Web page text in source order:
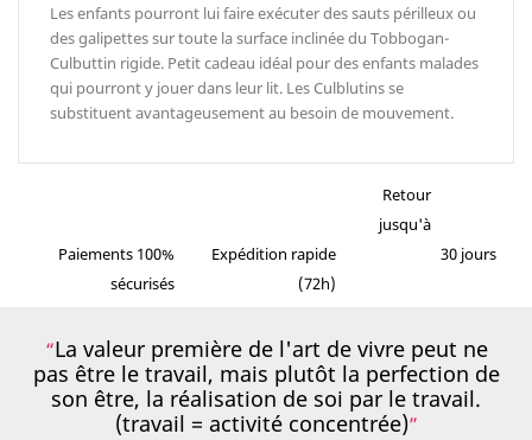
Les enfants pourront lui faire exécuter des sauts périlleux ou
des galipettes sur toute la surface inclinée du Tobbogan-
Culbuttin rigide. Petit cadeau idéal pour des enfants malades
qui pourront y jouer dans leur lit. Les Culblutins se
substituent avantageusement au besoin de mouvement.
Paiements 100%
sécurisés
Expédition rapide
(72h)
Retour
jusqu'à
30 jours
La valeur première de l'art de vivre peut ne
pas être le travail, mais plutôt la perfection de
son être, la réalisation de soi par le travail.
(travail = activité concentrée)